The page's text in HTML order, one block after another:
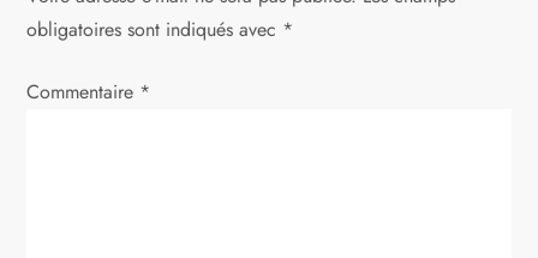
t
i
obligatoires sont indiqués avec *
Commentaire *